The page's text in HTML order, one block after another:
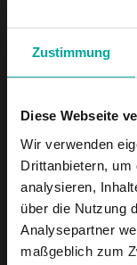
Zustimmung
Diese Webseite
Wir verwenden
Drittanbietern,
analysieren,
über die Nutzung
Analysepartner
maßgeblich zum
Kündigung Ihres
Um die
unserer Kunden
Sie
mit uns Kontakt